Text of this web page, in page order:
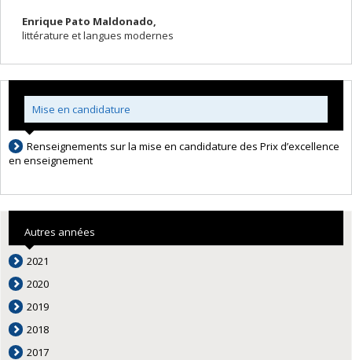
Enrique Pato Maldonado,
littérature et langues modernes
Mise en candidature
Renseignements sur la mise en candidature des Prix d’excellence
en enseignement
Autres années
2021
2020
2019
2018
2017